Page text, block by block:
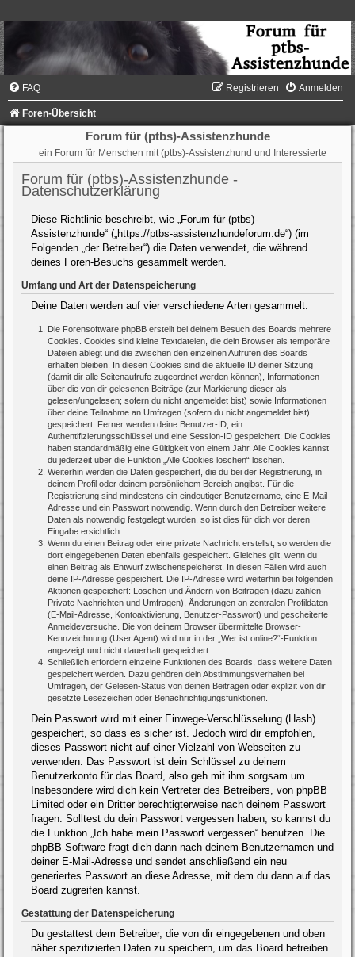
FAQ Anmelden
Registrieren
Foren-Übersicht
Forum für (ptbs)-Assistenzhunde
ein Forum für Menschen mit (ptbs)-Assistenzhund und Interessierte
Forum für (ptbs)-Assistenzhunde -
Datenschutzerklärung
Diese Richtlinie beschreibt, wie „Forum für (ptbs)-
Assistenzhunde“ („https://ptbs-assistenzhundeforum.de“) (im
Folgenden „der Betreiber“) die Daten verwendet, die während
deines Foren-Besuchs gesammelt werden.
Umfang und Art der Datenspeicherung
Deine Daten werden auf vier verschiedene Arten gesammelt:
Die Forensoftware phpBB erstellt bei deinem Besuch des Boards mehrere
Cookies. Cookies sind kleine Textdateien, die dein Browser als temporäre
Dateien ablegt und die zwischen den einzelnen Aufrufen des Boards
erhalten bleiben. In diesen Cookies sind die aktuelle ID deiner Sitzung
(damit dir alle Seitenaufrufe zugeordnet werden können), Informationen
über die von dir gelesenen Beiträge (zur Markierung dieser als
gelesen/ungelesen; sofern du nicht angemeldet bist) sowie Informationen
über deine Teilnahme an Umfragen (sofern du nicht angemeldet bist)
gespeichert. Ferner werden deine Benutzer-ID, ein
Authentifizierungsschlüssel und eine Session-ID gespeichert. Die Cookies
haben standardmäßig eine Gültigkeit von einem Jahr. Alle Cookies kannst
du jederzeit über die Funktion „Alle Cookies löschen“ löschen.
Weiterhin werden die Daten gespeichert, die du bei der Registrierung, in
deinem Profil oder deinem persönlichem Bereich angibst. Für die
Registrierung sind mindestens ein eindeutiger Benutzername, eine E-Mail-
Adresse und ein Passwort notwendig. Wenn durch den Betreiber weitere
Daten als notwendig festgelegt wurden, so ist dies für dich vor deren
Eingabe ersichtlich.
Wenn du einen Beitrag oder eine private Nachricht erstellst, so werden die
dort eingegebenen Daten ebenfalls gespeichert. Gleiches gilt, wenn du
einen Beitrag als Entwurf zwischenspeicherst. In diesen Fällen wird auch
deine IP-Adresse gespeichert. Die IP-Adresse wird weiterhin bei folgenden
Aktionen gespeichert: Löschen und Ändern von Beiträgen (dazu zählen
Private Nachrichten und Umfragen), Änderungen an zentralen Profildaten
(E-Mail-Adresse, Kontoaktivierung, Benutzer-Passwort) und gescheiterte
Anmeldeversuche. Die von deinem Browser übermittelte Browser-
Kennzeichnung (User Agent) wird nur in der „Wer ist online?“-Funktion
angezeigt und nicht dauerhaft gespeichert.
Schließlich erfordern einzelne Funktionen des Boards, dass weitere Daten
gespeichert werden. Dazu gehören dein Abstimmungsverhalten bei
Umfragen, der Gelesen-Status von deinen Beiträgen oder explizit von dir
gesetzte Lesezeichen oder Benachrichtigungsfunktionen.
Dein Passwort wird mit einer Einwege-Verschlüsselung (Hash)
gespeichert, so dass es sicher ist. Jedoch wird dir empfohlen,
dieses Passwort nicht auf einer Vielzahl von Webseiten zu
verwenden. Das Passwort ist dein Schlüssel zu deinem
Benutzerkonto für das Board, also geh mit ihm sorgsam um.
Insbesondere wird dich kein Vertreter des Betreibers, von phpBB
Limited oder ein Dritter berechtigterweise nach deinem Passwort
fragen. Solltest du dein Passwort vergessen haben, so kannst du
die Funktion „Ich habe mein Passwort vergessen“ benutzen. Die
phpBB-Software fragt dich dann nach deinem Benutzernamen und
deiner E-Mail-Adresse und sendet anschließend ein neu
generiertes Passwort an diese Adresse, mit dem du dann auf das
Board zugreifen kannst.
Gestattung der Datenspeicherung
Du gestattest dem Betreiber, die von dir eingegebenen und oben
näher spezifizierten Daten zu speichern, um das Board betreiben